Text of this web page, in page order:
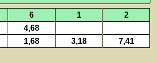
6 1
2
4,68
1,68 3,18 7,41